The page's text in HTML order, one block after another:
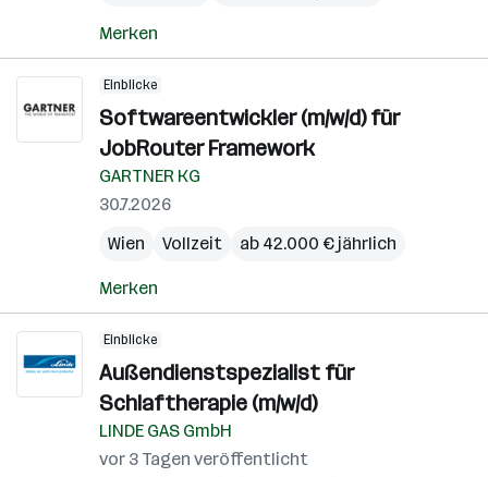
Merken
Einblicke
Softwareentwickler (m/w/d) für
JobRouter Framework
GARTNER KG
30.7.2026
Wien
Vollzeit ab 42.000 € jährlich
Merken
Einblicke
Außendienstspezialist für
Schlaftherapie (m/w/d)
LINDE GAS GmbH
vor 3 Tagen veröffentlicht